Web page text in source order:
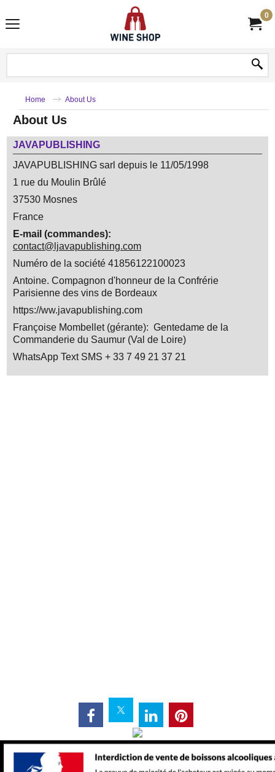
0
Home About Us
About Us
JAVAPUBLISHING
JAVAPUBLISHING sarl depuis le 11/05/1998
1 rue du Moulin Brûlé
37530 Mosnes
France
E-mail (commandes):
contact@ljavapublishing.com
Numéro de la société 41856122100023
Antoine. Compagnon d'honneur de la Confrérie
Parisienne des vins de Bordeaux
https://ww.javapublishing.com
Françoise Mombellet (gérante): Gentedame de la
Commanderie du Saumur (Val de Loire)
WhatsApp Text SMS + 33 7 49 21 37 21